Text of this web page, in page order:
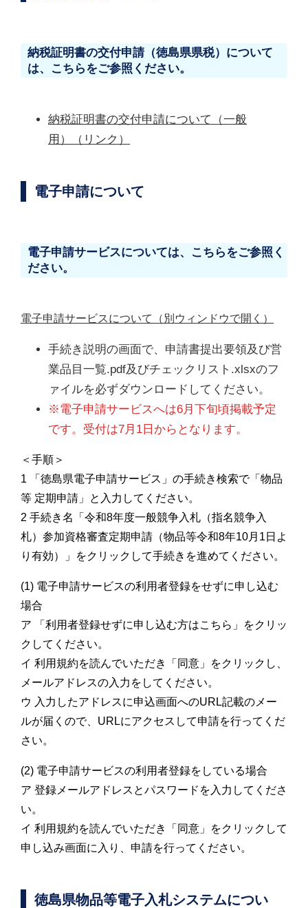
納税証明書の交付申請（徳島県県税）について
は、こちらをご参照ください。
納税証明書の交付申請について（一般
用）（リンク）
電子申請について
電子申請サービスについては、こちらをご参照く
ださい。
電子申請サービスについて（別ウィンドウで開く）
手続き説明の画面で、申請書提出要領及び営
業品目一覧.pdf及びチェックリスト.xlsxのフ
ァイルを必ずダウンロードしてください。
※電子申請サービスへは6月下旬頃掲載予定
です。受付は7月1日からとなります。
＜手順＞
1 「徳島県電子申請サービス」の手続き検索で「物品
等 定期申請」と入力してください。
2 手続き名「令和8年度一般競争入札（指名競争入
札）参加資格審査定期申請（物品等令和8年10月1日よ
り有効）」をクリックして手続きを進めてください。
(1) 電子申請サービスの利用者登録をせずに申し込む
場合
ア 「利用者登録せずに申し込む方はこちら」をクリッ
クしてください。
イ 利用規約を読んでいただき「同意」をクリックし、
メールアドレスの入力をしてください。
ウ 入力したアドレスに申込画面へのURL記載のメー
ルが届くので、URLにアクセスして申請を行ってくだ
さい。
(2) 電子申請サービスの利用者登録をしている場合
ア 登録メールアドレスとパスワードを入力してくださ
い。
イ 利用規約を読んでいただき「同意」をクリックして
申し込み画面に入り、申請を行ってください。
徳島県物品等電子入札システムについ